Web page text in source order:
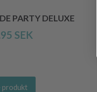
PARTY DELUXE
SEK
produkt